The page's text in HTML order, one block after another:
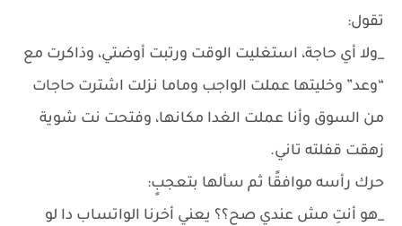
تقول:
_ولا أي حاجة، استغليت الوقت ورتبت أوضتي، وذاكرت مع
“وعد” وخليتها عملت الواجب وماما نزلت اشترت حاجات
من السوق وأنا عملت الغدا مكانها، وفتحت نت شوية
زهقت قفلته تاني.
حرك رأسه موافقًا ثم سألها بتعجبٍ:
_هو أنتِ مش عندي صح؟؟ يعني أخرنا الواتساب دا لو